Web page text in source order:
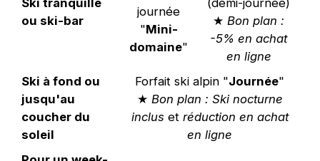
Ski tranquille
ou ski-bar
journée
"Mini-
domaine"
(demi-journée)
★Bon plan :
-5% en achat
en ligne
Ski à fond ou
jusqu'au
coucher du
soleil
Forfait ski alpin "Journée"
★ Bon plan : Ski nocturne
inclus etréduction en achat
en ligne